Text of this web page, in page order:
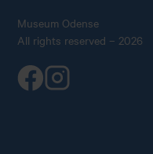
Museum Odense
All rights reserved – 2026